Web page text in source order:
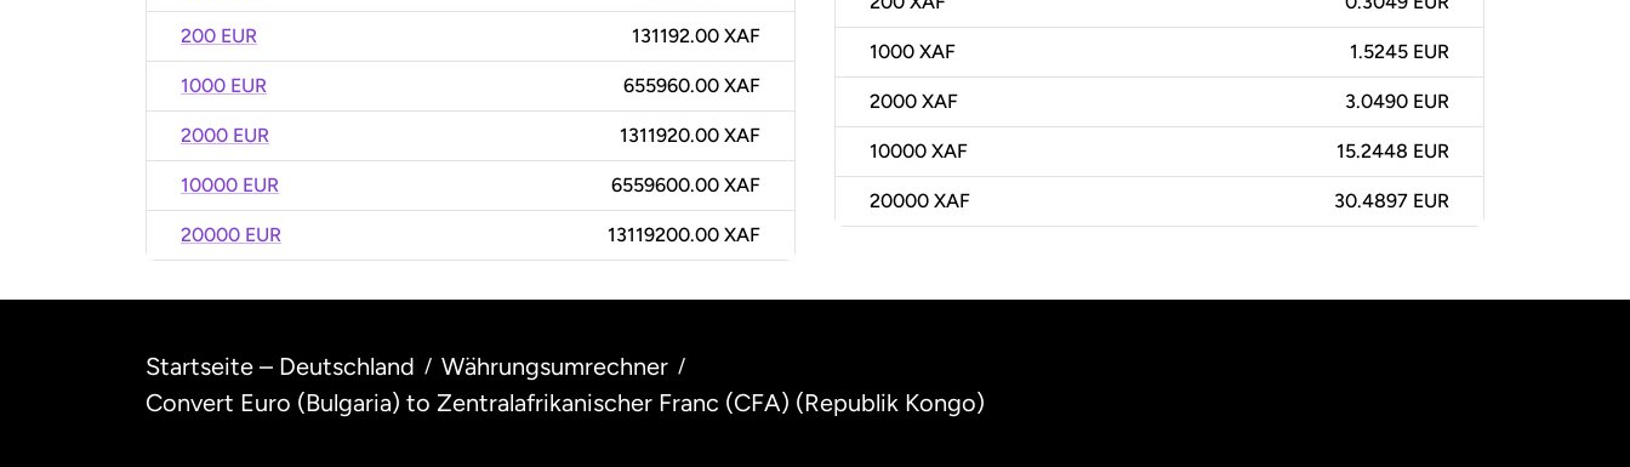
200 EUR 131192.00 XAF
1000 EUR 655960.00 XAF
2000 EUR 1311920.00 XAF
10000 EUR 6559600.00 XAF
20000 EUR 13119200.00 XAF
1000 XAF 1.5245 EUR
2000 XAF 3.0490 EUR
10000 XAF 15.2448 EUR
20000 XAF 30.4897 EUR
Startseite – Deutschland / Währungsumrechner /
Convert Euro (Bulgaria) to Zentralafrikanischer Franc (CFA) (Republik Kongo)